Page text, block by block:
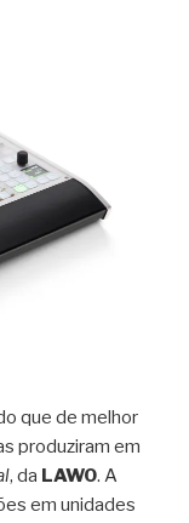
que de melhor
produziram em
, da LAWO. A
em unidades